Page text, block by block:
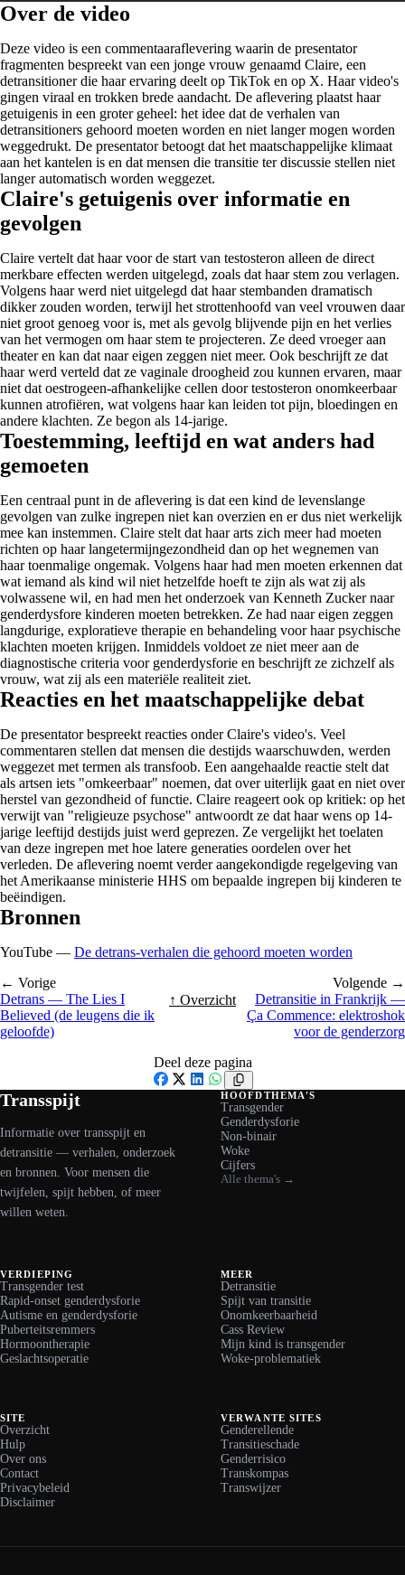
Over de video
Deze video is een commentaaraflevering waarin de presentator
fragmenten bespreekt van een jonge vrouw genaamd Claire, een
detransitioner die haar ervaring deelt op TikTok en op X. Haar video's
gingen viraal en trokken brede aandacht. De aflevering plaatst haar
getuigenis in een groter geheel: het idee dat de verhalen van
detransitioners gehoord moeten worden en niet langer mogen worden
weggedrukt. De presentator betoogt dat het maatschappelijke klimaat
aan het kantelen is en dat mensen die transitie ter discussie stellen niet
langer automatisch worden weggezet.
Claire's getuigenis over informatie en
gevolgen
Claire vertelt dat haar voor de start van testosteron alleen de direct
merkbare effecten werden uitgelegd, zoals dat haar stem zou verlagen.
Volgens haar werd niet uitgelegd dat haar stembanden dramatisch
dikker zouden worden, terwijl het strottenhoofd van veel vrouwen daar
niet groot genoeg voor is, met als gevolg blijvende pijn en het verlies
van het vermogen om haar stem te projecteren. Ze deed vroeger aan
theater en kan dat naar eigen zeggen niet meer. Ook beschrijft ze dat
haar werd verteld dat ze vaginale droogheid zou kunnen ervaren, maar
niet dat oestrogeen-afhankelijke cellen door testosteron onomkeerbaar
kunnen atrofiëren, wat volgens haar kan leiden tot pijn, bloedingen en
andere klachten. Ze begon als 14-jarige.
Toestemming, leeftijd en wat anders had
gemoeten
Een centraal punt in de aflevering is dat een kind de levenslange
gevolgen van zulke ingrepen niet kan overzien en er dus niet werkelijk
mee kan instemmen. Claire stelt dat haar arts zich meer had moeten
richten op haar langetermijngezondheid dan op het wegnemen van
haar toenmalige ongemak. Volgens haar had men moeten erkennen dat
wat iemand als kind wil niet hetzelfde hoeft te zijn als wat zij als
volwassene wil, en had men het onderzoek van Kenneth Zucker naar
genderdysfore kinderen moeten betrekken. Ze had naar eigen zeggen
langdurige, exploratieve therapie en behandeling voor haar psychische
klachten moeten krijgen. Inmiddels voldoet ze niet meer aan de
diagnostische criteria voor genderdysforie en beschrijft ze zichzelf als
vrouw, wat zij als een materiële realiteit ziet.
Reacties en het maatschappelijke debat
De presentator bespreekt reacties onder Claire's video's. Veel
commentaren stellen dat mensen die destijds waarschuwden, werden
weggezet met termen als transfoob. Een aangehaalde reactie stelt dat
als artsen iets "omkeerbaar" noemen, dat over uiterlijk gaat en niet over
herstel van gezondheid of functie. Claire reageert ook op kritiek: op het
verwijt van "religieuze psychose" antwoordt ze dat haar wens op 14-
jarige leeftijd destijds juist werd geprezen. Ze vergelijkt het toelaten
van deze ingrepen met hoe latere generaties oordelen over het
verleden. De aflevering noemt verder aangekondigde regelgeving van
het Amerikaanse ministerie HHS om bepaalde ingrepen bij kinderen te
beëindigen.
Bronnen
YouTube — De detrans-verhalen die gehoord moeten worden
← Vorige
Detrans — The Lies I
Believed (de leugens die ik
geloofde)
↑ Overzicht
Volgende →
Detransitie in Frankrijk —
Ça Commence: elektroshok
voor de genderzorg
Deel deze pagina
Facebook
X LinkedIn
WhatsApp
Transspijt
Informatie over transspijt en
detransitie — verhalen, onderzoek
en bronnen. Voor mensen die
twijfelen, spijt hebben, of meer
willen weten.
HOOFDTHEMA'S
Transgender
Genderdysforie
Non-binair
Woke
Cijfers
Alle thema's →
VERDIEPING
Transgender test
Rapid-onset genderdysforie
Autisme en genderdysforie
Puberteitsremmers
Hormoontherapie
Geslachtsoperatie
MEER
Detransitie
Spijt van transitie
Onomkeerbaarheid
Cass Review
Mijn kind is transgender
Woke-problematiek
SITE
Overzicht
Hulp
Over ons
Contact
Privacybeleid
Disclaimer
VERWANTE SITES
Genderellende
Transitieschade
Genderrisico
Transkompas
Transwijzer